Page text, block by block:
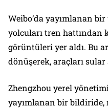
Weibo’da yayımlanan
yolcuları tren hattından
görüntüleri yer aldı. Bu
dönüşerek, araçları sular
Zhengzhou yerel
yayımlanan bir bildiride,